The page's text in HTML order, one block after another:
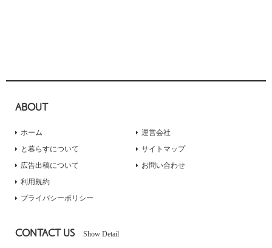
ABOUT
ホーム
と暮らすについて
広告出稿について
運営会社
サイトマップ
お問い合わせ
利用規約
プライバシーポリシー
CONTACT US Show Detail